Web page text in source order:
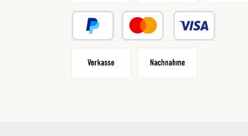
Lastschrift Rechnung
Barzahlung / Versandkostenfrei